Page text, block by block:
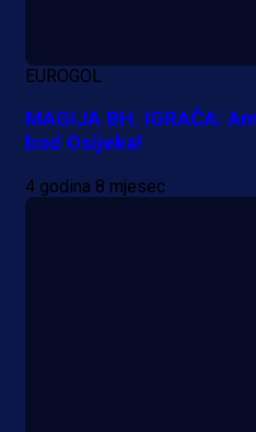
specijale i
ponudu
20 h 9 min
EUROGOL
MAGIJA BH. IGRAČA:
bod Osijeka!
4 godina 8 mjesec